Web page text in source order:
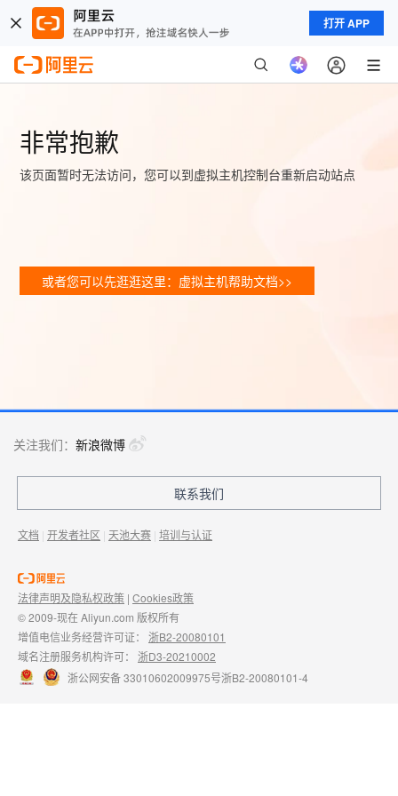
打开 APP
非常抱歉
该页面暂时无法访问，您可以到虚拟主机控制台重新启动站点
或者您可以先逛逛这里：虚拟主机帮助文档>>